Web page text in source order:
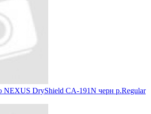
NEXUS DryShield CA-191N черн р.Regular